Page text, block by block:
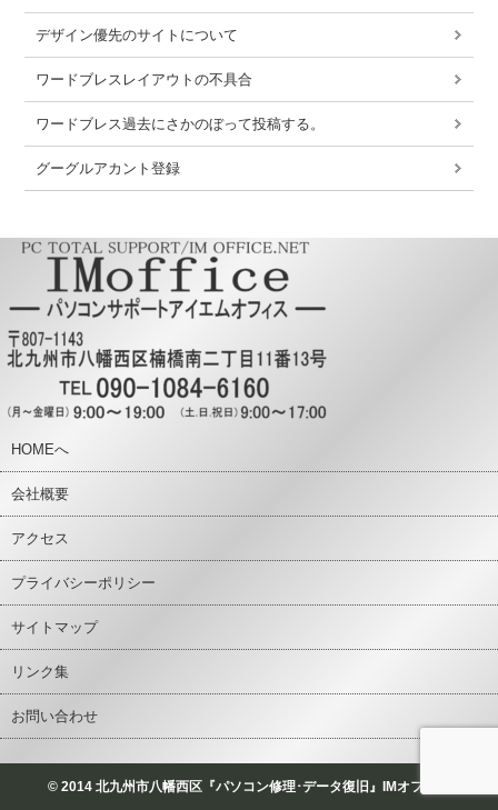
デザイン優先のサイトについて
ワードブレスレイアウトの不具合
ワードブレス過去にさかのぼって投稿する。
グーグルアカント登録
HOMEへ
会社概要
アクセス
プライバシーポリシー
サイトマップ
リンク集
お問い合わせ
© 2014 北九州市八幡西区『パソコン修理･データ復旧』IMオフィス